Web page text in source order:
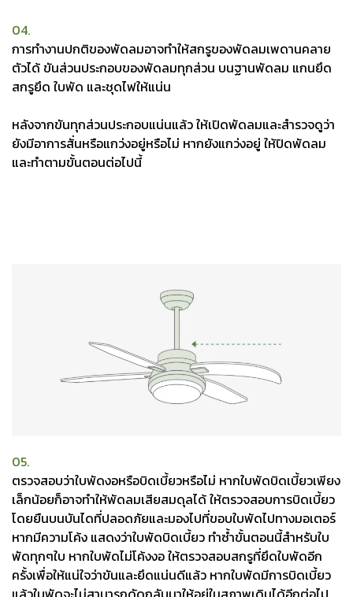
04.
การทำงานปกติของพัดลมอาจทำให้สกรูของพัดลมเพดานคลาย
ตัวได้ ขันส่วนประกอบของพัดลมทุกส่วน บนฐานพัดลม แกนยึด
สกรูยึด ใบพัด และชุดไฟให้แน่น
หลังจากขันทุกส่วนประกอบแน่นแล้ว ให้เปิดพัดลมและสำรวจดูว่า
ยังมีอาการสั่นหรือแกว่งอยู่หรือไม่ หากยังแกว่งอยู่ ให้ปิดพัดลม
และทำตามขั้นตอนต่อไปนี้
05.
ตรวจสอบว่าใบพัดงอหรือบิดเบี้ยวหรือไม่ หากใบพัดบิดเบี้ยวเพียง
เล็กน้อยก็อาจทำให้พัดลมเสียสมดุลได้ ให้ตรวจสอบการบิดเบี้ยว
โดยยืนบนบันไดที่ปลอดภัยและมองไปที่ขอบใบพัดไปทางมอเตอร์
หากมีความโค้ง แสดงว่าใบพัดบิดเบี้ยว ทำซ้ำขั้นตอนนี้สำหรับใบ
พัดทุกๆใบ หากใบพัดไม่โค้งงอ ให้ตรวจสอบสกรูที่ยึดใบพัดอีก
ครั้งเพื่อให้แน่ใจว่าขันและยึดแน่นดีแล้ว หากใบพัดมีการบิดเบี้ยว